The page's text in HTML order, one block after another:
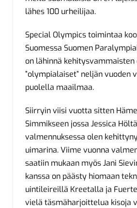
lähes 100 urheilijaa.
Special Olympics toimintaa
Suomessa Suomen
on lähinnä kehitysvammaisten
”olympialaiset” neljän vuoden
puolella maailmaa.
Siirryin viisi vuotta sitten
Simmikseen jossa Jessica
valmennuksessa olen
uimarina. Viime vuonna
saatiin mukaan myös Jani
kanssa on päästy hiomaan
uintileireillä Kreetalla ja
vielä täsmäharjoittelua kisoja